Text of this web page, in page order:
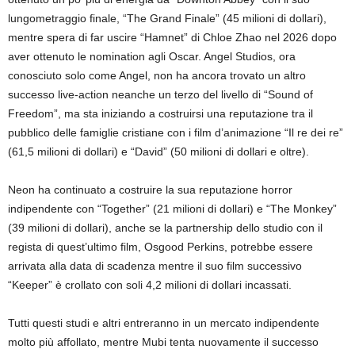
lungometraggio finale, “The Grand Finale” (45 milioni di dollari),
mentre spera di far uscire “Hamnet” di Chloe Zhao nel 2026 dopo
aver ottenuto le nomination agli Oscar. Angel Studios, ora
conosciuto solo come Angel, non ha ancora trovato un altro
successo live-action neanche un terzo del livello di “Sound of
Freedom”, ma sta iniziando a costruirsi una reputazione tra il
pubblico delle famiglie cristiane con i film d’animazione “Il re dei re”
(61,5 milioni di dollari) e “David” (50 milioni di dollari e oltre).
Neon ha continuato a costruire la sua reputazione horror
indipendente con “Together” (21 milioni di dollari) e “The Monkey”
(39 milioni di dollari), anche se la partnership dello studio con il
regista di quest’ultimo film, Osgood Perkins, potrebbe essere
arrivata alla data di scadenza mentre il suo film successivo
“Keeper” è crollato con soli 4,2 milioni di dollari incassati.
Tutti questi studi e altri entreranno in un mercato indipendente
molto più affollato, mentre Mubi tenta nuovamente il successo